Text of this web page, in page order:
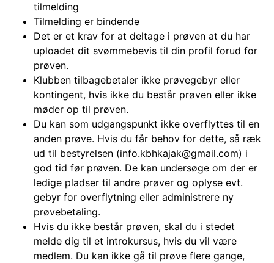
tilmelding
Tilmelding er bindende
Det er et krav for at deltage i prøven at du har
uploadet dit svømmebevis til din profil forud for
prøven.
Klubben tilbagebetaler ikke prøvegebyr eller
kontingent, hvis ikke du består prøven eller ikke
møder op til prøven.
Du kan som udgangspunkt ikke overflyttes til en
anden prøve. Hvis du får behov for dette, så ræk
ud til bestyrelsen (info.kbhkajak@gmail.com) i
god tid før prøven. De kan undersøge om der er
ledige pladser til andre prøver og oplyse evt.
gebyr for overflytning eller administrere ny
prøvebetaling.
Hvis du ikke består prøven, skal du i stedet
melde dig til et introkursus, hvis du vil være
medlem. Du kan ikke gå til prøve flere gange,